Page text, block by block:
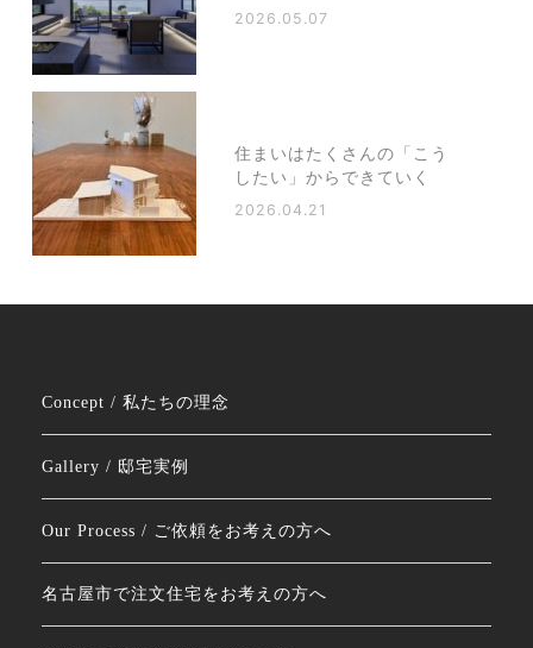
2026.05.07
住まいはたくさんの「こう
したい」からできていく
2026.04.21
Concept / 私たちの理念
Gallery / 邸宅実例
Our Process / ご依頼をお考えの方へ
名古屋市で注文住宅をお考えの方へ